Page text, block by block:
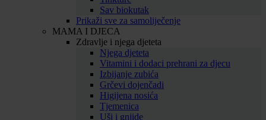
Sav biokutak
Prikaži sve za samoliječenje
MAMA I DJECA
Zdravlje i njega djeteta
Njega djeteta
Vitamini i dodaci prehrani za djecu
Izbijanje zubića
Grčevi dojenčadi
Higijena nosića
Tjemenica
Uši i gnjide